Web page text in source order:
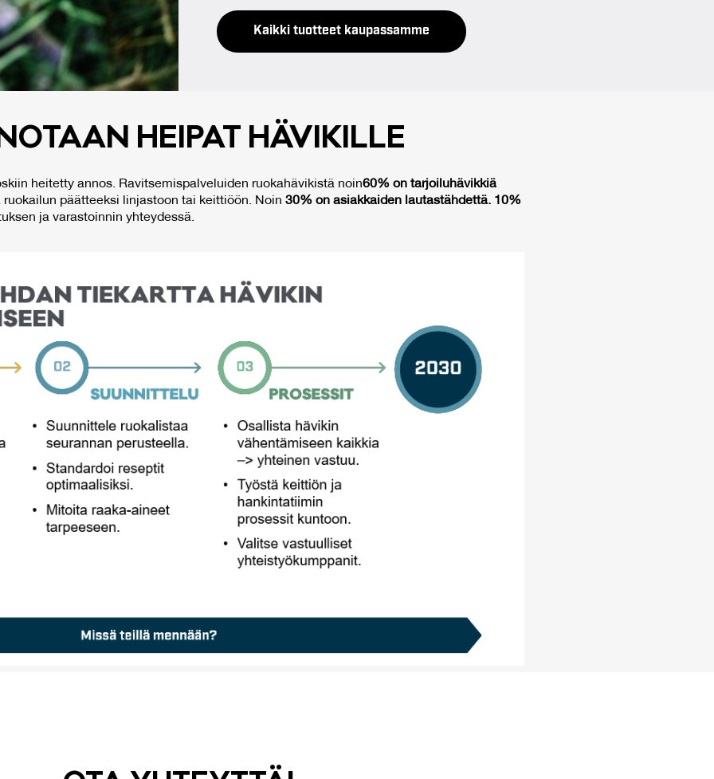
Kaikki tuotteet kaupassamme
HEI­PAT HÄ­VI­KIL­LE
heitetty annos. Ravitsemispalveluiden ruokahävikistä noin60% on tarjoiluhävikkiä
päätteeksi linjastoon tai keittiöön.​ Noin 30% on asiakkaiden lautastähdettä. 10%
ja varastoinnin yhteydessä.